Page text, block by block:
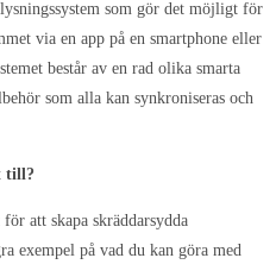
som gör det möjligt för
via en app på en smartphone eller
består av en rad olika smarta
som alla kan synkroniseras och
till?
att skapa skräddarsydda
exempel på vad du kan göra med